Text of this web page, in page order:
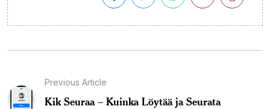
Previous Article
Kik Seuraa – Kuinka Löytää ja Seurata